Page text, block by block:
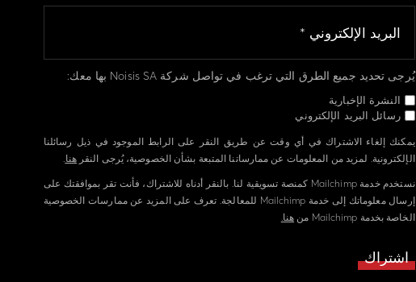
يُرجى تحديد جميع الطرق التي ترغب في تواصل شركة Noisis SA بها معك:
النشرة الإخبارية
رسائل البريد الإلكتروني
يمكنك إلغاء الاشتراك في أي وقت عن طريق النقر على الرابط الموجود في ذيل رسائلنا
الإلكترونية. لمزيد من المعلومات عن ممارساتنا المتبعة بشأن الخصوصية، يُرجى النقرهنا.
نستخدم خدمة Mailchimp كمنصة تسويقية لنا. بالنقر أدناه للاشتراك، فأنت تقر بموافقتك على
إرسال معلوماتك إلى خدمة Mailchimp للمعالجة. تعرف على المزيد عن ممارسات الخصوصية
الخاصة بخدمة Mailchimp من
هنا.